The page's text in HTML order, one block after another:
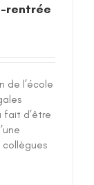
rentrée
de l’école
fait d’être